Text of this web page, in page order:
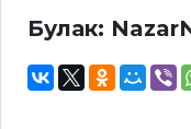
Булак: